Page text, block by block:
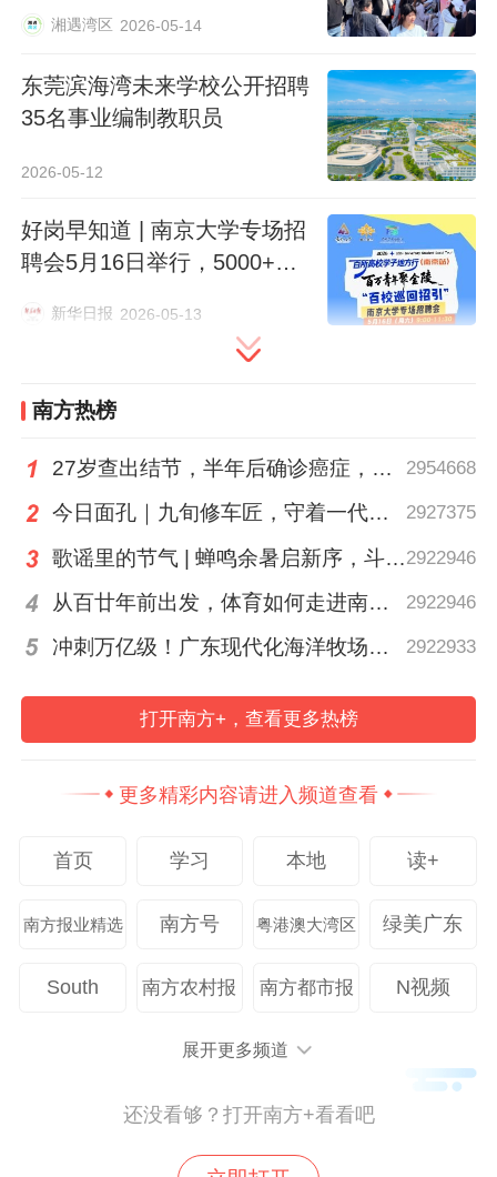
去年，广州体育学院正式获批博士学位授予
高层次师资的需求量激增，其开放招聘的运
动竞技类岗位均要求一级运动员以上或达到
国家健将水平。
大湾区大学于去年6月正式获批设立，随着
今年招生规模扩大，其对师资的需求亦显著
士后等岗位共投放50个名额，重点吸纳数理
高端人才。
“我们对标国际一流水准提供薪酬待遇，并配
金、商业补充医疗保险等在内的六险二
金。”大湾区大学招聘专员钟秋月表示，学校
湘遇湾区 2026-05-14
东莞滨海湾未来学校公开招聘
35名事业编制教职员
2026-05-12
好岗早知道 | 南京大学专场招
聘会5月16日举行，5000+岗
新华日报 2026-05-13
南方热榜
27岁查出结节，半年后确诊癌症，甲状腺癌真的“懒”吗？ 2954668
今日面孔｜九旬修车匠，守着一代又一代车轮转 2927375
歌谣里的节气 | 蝉鸣余暑启新序，斗指西南迎立秋2922946
从百廿年前出发，体育如何走进南粤普通人的生活？ 2922946
冲刺万亿级！广东现代化海洋牧场建设提速 2922933
打开南方+，查看更多热榜
更多精彩内容请进入频道查看
首页 学习 本地 读+
南方报业精选 南方号 粤港澳大湾区 绿美广东
South 南方农村报 南方都市报 N视频
展开更多频道
还没看够？打开南方+看看吧